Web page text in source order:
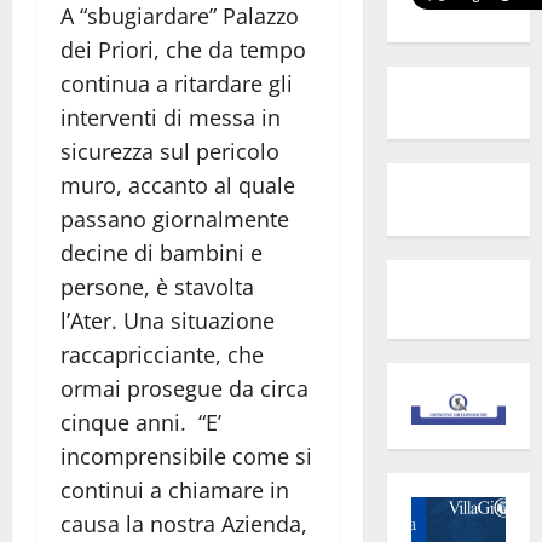
A “sbugiardare” Palazzo
dei Priori, che da tempo
continua a ritardare gli
interventi di messa in
sicurezza sul pericolo
muro, accanto al quale
passano giornalmente
decine di bambini e
persone, è stavolta
l’Ater. Una situazione
raccapricciante, che
ormai prosegue da circa
cinque anni. “E’
incomprensibile come si
continui a chiamare in
causa la nostra Azienda,